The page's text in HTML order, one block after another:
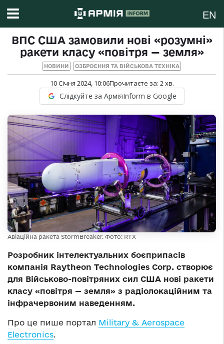
EN
ВПС США замовили нові «розумні»
ракети класу «повітря — земля»
НОВИНИ ОЗБРОЄННЯ ТА ВІЙСЬКОВА ТЕХНІКА
10 Січня 2024, 10:06Прочитаєте за: 2хв.
Слідкуйте за АрміяInform в Google
Авіаційна ракета StormBreaker. Фото: RTX
Розробник інтелектуальних боєприпасів
компанія Raytheon Technologies Corp. створює
для Військово-повітряних сил США нові ракети
класу «повітря — земля» з радіолокаційним та
інфрачервоним наведенням.
Про це пише портал Military & Aerospace
Electronics.